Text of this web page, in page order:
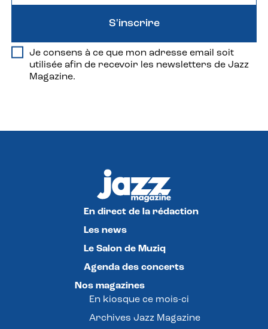
Je consens à ce que mon adresse email soit
utilisée afin de recevoir les newsletters de Jazz
Magazine.
S'inscrire
En direct de la rédaction
Les news
Le Salon de Muziq
Agenda des concerts
Nos magazines
En kiosque ce mois-ci
Archives Jazz Magazine